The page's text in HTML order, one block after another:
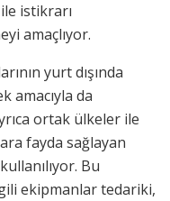
istikrarı
amaçlıyor.
yurt dışında
amacıyla da
ortak ülkeler ile
fayda sağlayan
Bu
ekipmanlar tedariki,